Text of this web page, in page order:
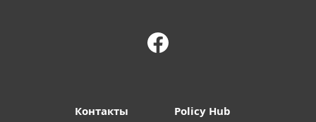
Контакты Policy Hub